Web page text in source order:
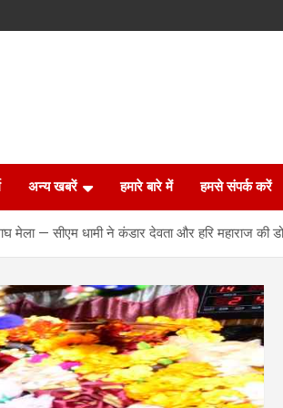
अन्य खबरें हमारे बारे में हमसे संपर्क करें
— सीएम धामी ने कंडार देवता और हरि महाराज की